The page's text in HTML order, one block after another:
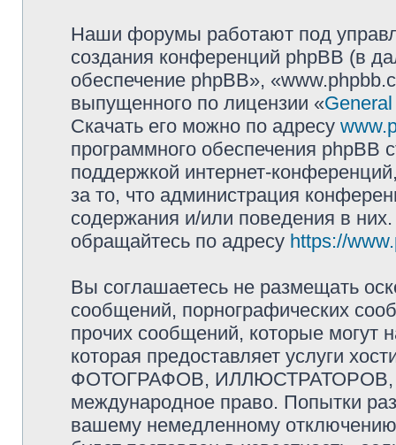
Наши форумы работают под
создания конференций phpBB (в
обеспечение phpBB»,
выпущенного по лицензии «
Скачать его можно по адресу
программного обеспечения phpBB
поддержкой интернет-
за то, что администрация
содержания и/или поведения в
обращайтесь по адресу https://
Вы соглашаетесь не размещать
сообщений, порнографических
прочих сообщений, которые могут
которая предоставляет услуги
ФОТОГРАФОВ,
международное право. Попытки
вашему немедленному